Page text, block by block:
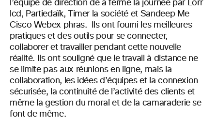
l’équipe de direction de a fermé la journée par Lorr
lcd, Partiedaïk, Timer la société et Sandeep Me
Cisco Webex phras. Ils ont fourni les meilleures
pratiques et des outils pour se connecter,
collaborer et travailler pendant cette nouvelle
réalité. Ils ont souligné que le travail à distance ne
se limite pas aux réunions en ligne, mais la
collaboration, les idées d’équipes et la connexion
sécurisée, la continuité de l’activité des clients et
même la gestion du moral et de la camaraderie se
font de même.